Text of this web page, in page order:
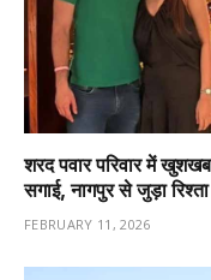
शरद पवार परिवार में
सगाई, नागपुर से जुड़ा रिश्ता
FEBRUARY 11, 2026